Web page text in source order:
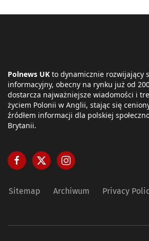
Polnews UK to dynamicznie rozwijający
informacyjny, obecny na rynku już od
dostarcza najważniejsze wiadomości i
życiem Polonii w Anglii, stając się
źródłem informacji dla polskiej
Brytanii.
Sitemap Archiwum Privacy